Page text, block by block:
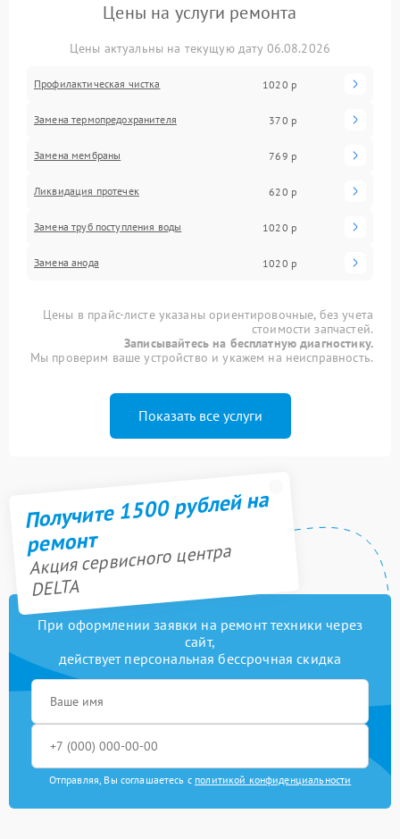
Цены на услуги ремонта
Цены актуальны на текущую дату 06.08.2026
Профилактическая чистка 1020 р
Замена термопредохранителя 370 р
Замена мембраны 769 р
Ликвидация протечек 620 р
Замена труб поступления воды 1020 р
Замена анода 1020 р
Цены в прайс-листе указаны ориентировочные, без учета
стоимости запчастей.
Записывайтесь на бесплатную диагностику.
Мы проверим ваше устройство и укажем на неисправность.
Показать все услуги
Получите 1500 рублей на
ремонт
Акция сервисного центра
DELTA
При оформлении заявки на ремонт техники через
сайт,
действует персональная бессрочная скидка
Отправляя, Вы соглашаетесь с политикой конфиденциальности